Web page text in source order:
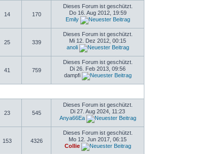
14 170
Dieses Forum ist geschützt.
Do 16. Aug 2012, 19:59
Emily
25 339
Dieses Forum ist geschützt.
Mi 12. Dez 2012, 00:15
anoli
41 759
Dieses Forum ist geschützt.
Di 26. Feb 2013, 09:56
dampfi
23 545
Dieses Forum ist geschützt.
Di 27. Aug 2024, 11:23
Anya66Ea
153 4326
Dieses Forum ist geschützt.
Mo 12. Jun 2017, 06:15
Collie